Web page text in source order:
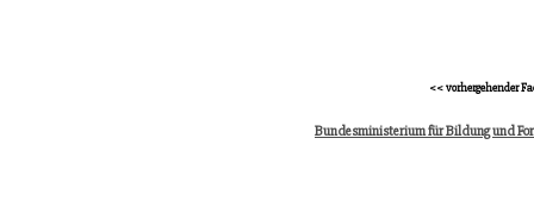
<< vorhergehender
Bundesministerium für Bildung und